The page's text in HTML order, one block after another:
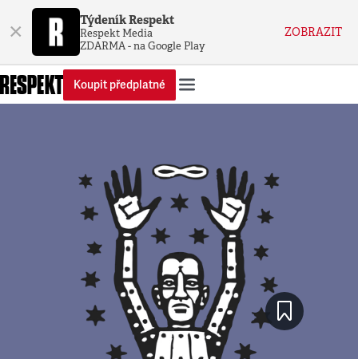
× Týdeník Respekt
Respekt Media
ZDARMA - na Google Play
ZOBRAZIT
Koupit předplatné